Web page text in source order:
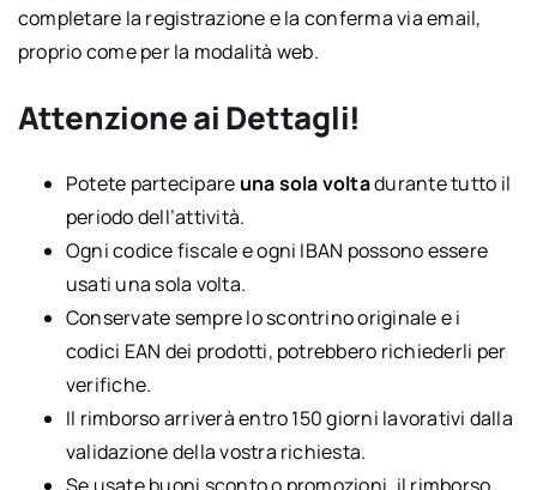
completare la registrazione e la conferma via email,
proprio come per la modalità web.
Attenzione ai Dettagli!
Potete partecipare una sola voltadurante tutto il
periodo dell’attività.
Ogni codice fiscale e ogni IBAN possono essere
usati una sola volta.
Conservate sempre lo scontrino originale e i
codici EAN dei prodotti, potrebbero richiederli per
verifiche.
Il rimborso arriverà entro 150 giorni lavorativi dalla
validazione della vostra richiesta.